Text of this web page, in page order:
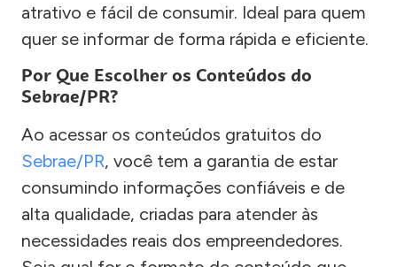
atrativo e fácil de consumir. Ideal para quem
quer se informar de forma rápida e eficiente.
Por Que Escolher os Conteúdos do
Sebrae/PR?
Ao acessar os conteúdos gratuitos do
Sebrae/PR, você tem a garantia de estar
consumindo informações confiáveis e de
alta qualidade, criadas para atender às
necessidades reais dos empreendedores.